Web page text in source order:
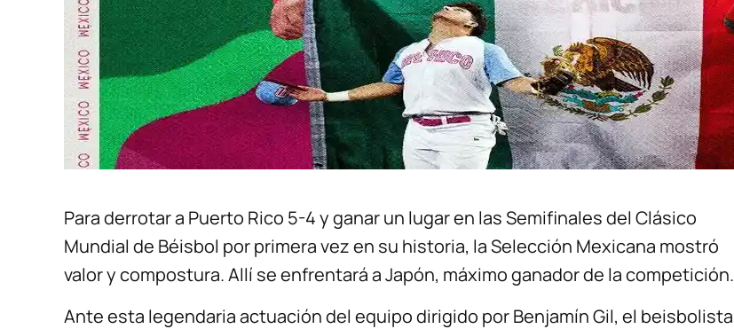
Para derrotar a Puerto Rico 5-4 y ganar un lugar en las Semifinales del Clásico
Mundial de Béisbol por primera vez en su historia, la Selección Mexicana mostró
valor y compostura. Allí se enfrentará a Japón, máximo ganador de la competición.
Ante esta legendaria actuación del equipo dirigido por Benjamín Gil, el beisbolista